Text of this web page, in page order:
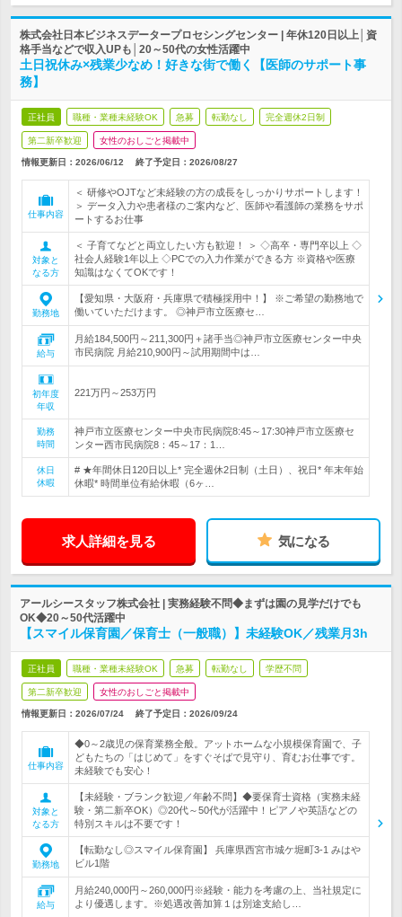
株式会社日本ビジネスデータープロセシングセンター | 年休120日以上│資
格手当などで収入UPも│20～50代の女性活躍中
土日祝休み×残業少なめ！好きな街で働く【医師のサポート事
務】
正社員 職種・業種未経験OK 急募 転勤なし 完全週休2日制
第二新卒歓迎 女性のおしごと掲載中
情報更新日：2026/06/12 終了予定日： 2026/08/27
仕事内容
＜ 研修やOJTなど未経験の方の成長をしっかりサポートします！
＞ データ入力や患者様のご案内など、医師や看護師の業務をサポ
ートするお仕事
対象と
なる方
＜ 子育てなどと両立したい方も歓迎！ ＞ ◇高卒・専門卒以上 ◇
社会人経験1年以上 ◇PCでの入力作業ができる方 ※資格や医療
知識はなくてOKです！
勤務地
【愛知県・大阪府・兵庫県で積極採用中！】 ※ご希望の勤務地で
働いていただけます。 ◎神戸市立医療セ…
給与
月給184,500円～211,300円＋諸手当◎神戸市立医療センター中央
市民病院 月給210,900円～試用期間中は…
初年度
年収
221万円～253万円
勤務
時間
神戸市立医療センター中央市民病院8:45～17:30神戸市立医療セ
ンター西市民病院8：45～17：1…
休日
休暇
# ★年間休日120日以上* 完全週休2日制（土日）、祝日* 年末年始
休暇* 時間単位有給休暇（6ヶ…
求人詳細を見る 気になる
アールシースタッフ株式会社 | 実務経験不問◆まずは園の見学だけでも
OK◆20～50代活躍中
【スマイル保育園／保育士（一般職）】未経験OK／残業月3h
正社員 職種・業種未経験OK 急募 転勤なし 学歴不問
第二新卒歓迎 女性のおしごと掲載中
情報更新日：2026/07/24 終了予定日： 2026/09/24
仕事内容
◆0～2歳児の保育業務全般。アットホームな小規模保育園で、子
どもたちの「はじめて」をすぐそばで見守り、育むお仕事です。
未経験でも安心！
対象と
なる方
【未経験・ブランク歓迎／年齢不問】◆要保育士資格（実務未経
験・第二新卒OK）◎20代～50代が活躍中！ピアノや英語などの
特別スキルは不要です！
勤務地
【転勤なし◎スマイル保育園】 兵庫県西宮市城ケ堀町3-1 みはや
ビル1階
給与
月給240,000円～260,000円※経験・能力を考慮の上、当社規定に
より優遇します。※処遇改善加算１は別途支給し…